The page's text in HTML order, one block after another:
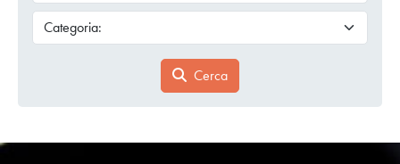
Cerca